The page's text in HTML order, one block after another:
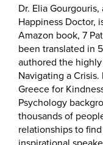
Dr. Elia
Happiness Doctor,
Amazon book, 7
been translated in
authored the
Navigating a
Greece for
Psychology
thousands of
relationships to